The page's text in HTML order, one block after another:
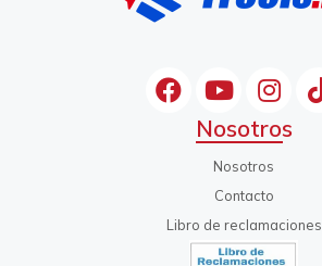
Nosotros
Nosotros
Contacto
Libro de reclamaciones